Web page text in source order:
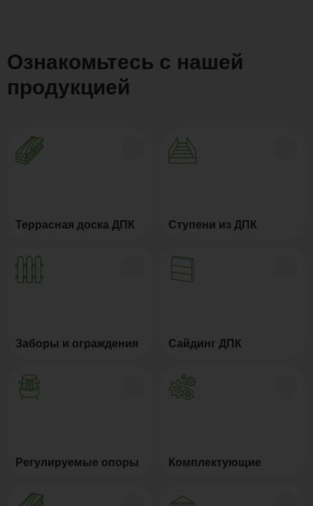
Ознакомьтесь с нашей
продукцией
Террасная доска ДПК Ступени из ДПК
Заборы и ограждения Сайдинг ДПК
Регулируемые опоры Комплектующие